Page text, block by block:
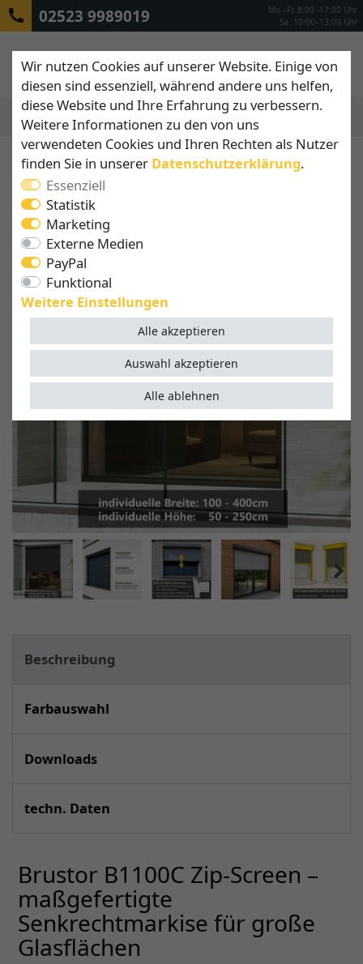
02523 9989019
Mo.–Fr. 8:00 -17:00 Uhr
Sa. 10:00–13:00 Uhr
Beschreibung
Farbauswahl
Downloads
techn. Daten
Brustor B1100C Zip-Screen –
maßgefertigte
Senkrechtmarkise für große
Glasflächen
Wir nutzen Cookies auf unserer Website. Einige von
diesen sind essenziell, während andere uns helfen,
diese Website und Ihre Erfahrung zu verbessern.
Weitere Informationen zu den von uns
verwendeten Cookies und Ihren Rechten als Nutzer
finden Sie in unserer Daten­schutz­erklärung.
Essenziell
Statistik
Marketing
Externe Medien
PayPal
Funktional
Weitere Einstellungen
Alle akzeptieren
Alle ablehnen
Auswahl akzeptieren